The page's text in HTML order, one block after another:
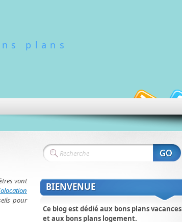
plans
vont
pour
BIENVENUE
Ce blog est dédié aux bons plans vacances
et aux bons plans logement.